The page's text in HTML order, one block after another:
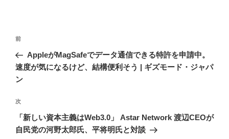
投
ナ
ビ
ー
シ
ョ
前
の
投
稿
前
AppleがMagSafeでデータ通信できる特許を申請中。
速度が気になるけど、結構便利そう | ギズモード・ジャパ
ン
次
の
投
次
「新しい資本主義はWeb3.0」 Astar Network 渡辺CEOが
自民党の河野太郎氏、平将明氏と対談